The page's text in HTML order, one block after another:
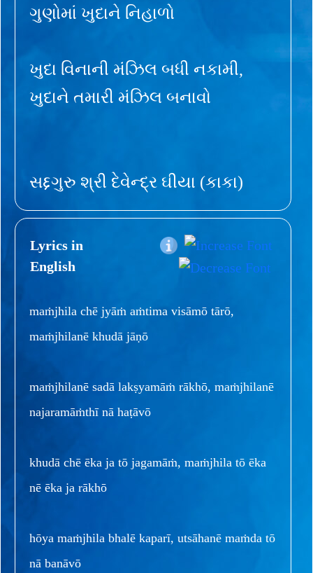
ગુણોમાં ખુદાને નિહાળો
ખુદા વિનાની મંઝિલ બધી નકામી,
ખુદાને તમારી મંઝિલ બનાવો
સદ્દગુરુ શ્રી દેવેન્દ્ર ઘીયા (કાકા)
Lyrics in
English
maṁjhila chē jyāṁ aṁtima visāmō tārō,
maṁjhilanē khudā jāṇō
maṁjhilanē sadā lakṣyamāṁ rākhō, maṁjhilanē
najaramāṁthī nā haṭāvō
khudā chē ēka ja tō jagamāṁ, maṁjhila tō ēka
nē ēka ja rākhō
hōya maṁjhila bhalē kaparī, utsāhanē maṁda tō
nā banāvō